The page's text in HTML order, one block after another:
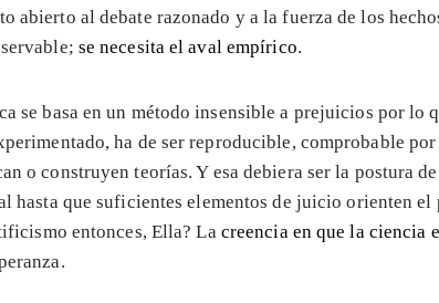
abierto al debate razonado y a la fuerza de los
se necesita el aval empírico.
se basa en un método insensible a prejuicios por lo
ha de ser reproducible, comprobable por
o construyen teorías. Y esa debiera ser la postura
hasta que suficientes elementos de juicio orienten el
entonces, Ella? La creencia en que la ciencia